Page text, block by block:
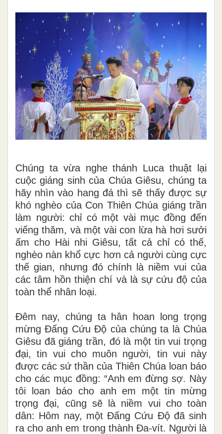
Chúng ta vừa nghe thánh Luca thuật lại
cuộc giáng sinh của Chúa Giêsu, chúng ta
hãy nhìn vào hang đá thì sẽ thấy được sự
khó nghèo của Con Thiên Chúa giáng trần
làm người: chỉ có một vài mục đồng đến
viếng thăm, và một vài con lừa hà hơi sưởi
ấm cho Hài nhi Giêsu, tất cả chỉ có thế,
nghèo nàn khổ cực hơn cả người cùng cực
thế gian, nhưng đó chính là niềm vui của
các tâm hồn thiện chí và là sự cứu độ của
toàn thể nhân loại.
Đêm nay, chúng ta hân hoan long trọng
mừng Đấng Cứu Độ của chúng ta là Chúa
Giêsu đã giáng trần, đó là một tin vui trọng
đại, tin vui cho muôn người, tin vui này
được các sứ thần của Thiên Chúa loan báo
cho các mục đồng: “Anh em đừng sợ. Này
tôi loan báo cho anh em một tin mừng
trọng đại, cũng sẽ là niềm vui cho toàn
dân: Hôm nay, một Đấng Cứu Độ đã sinh
ra cho anh em trong thành Đa-vít. Người là